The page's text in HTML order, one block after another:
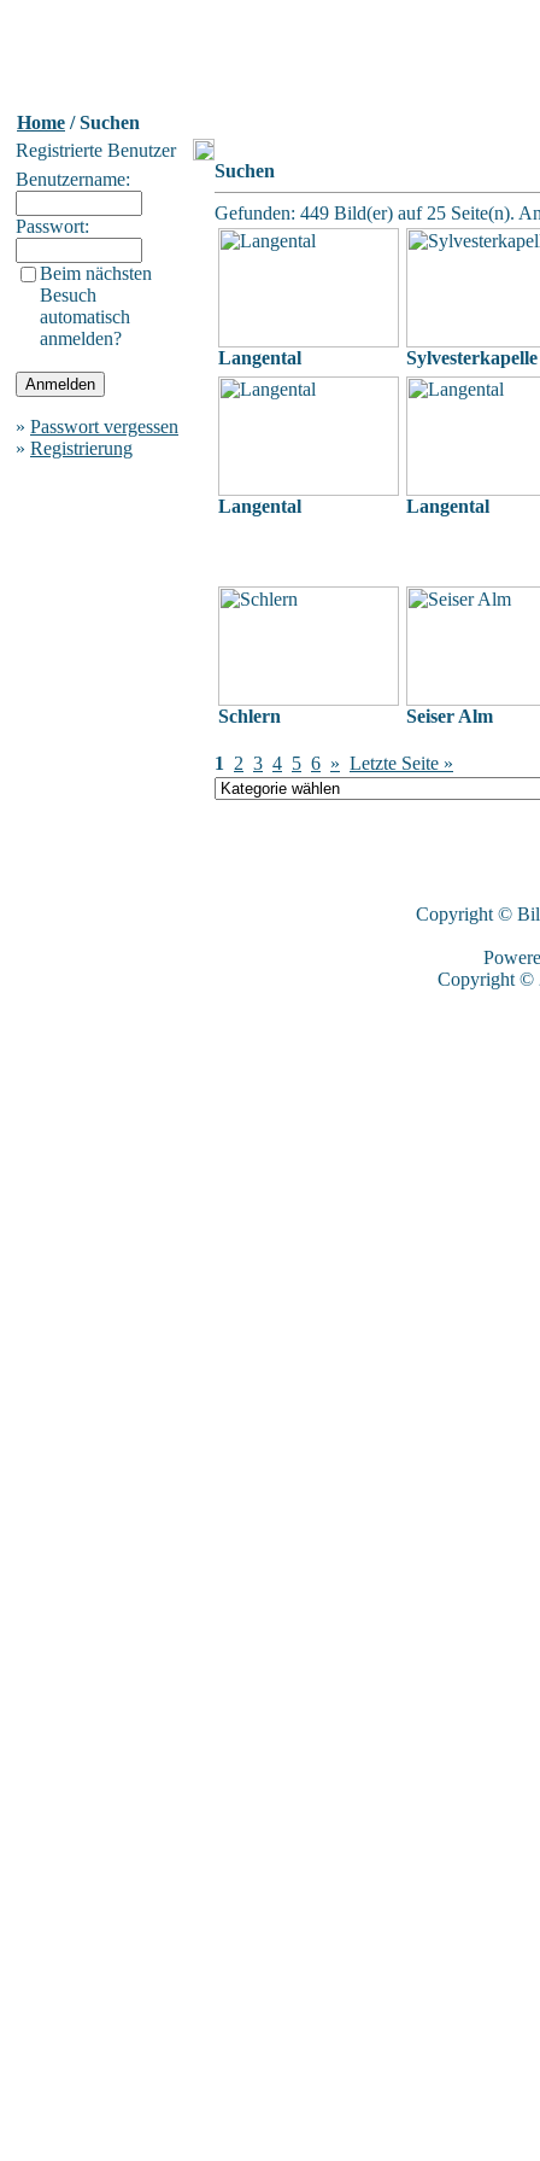
Home / Suchen
Registrierte Benutzer
Benutzername:
Passwort:
Beim nächsten
Besuch
automatisch
anmelden?
» Passwort vergessen
» Registrierung
Suchen
Gefunden: 449 Bild(er) auf 25 Seite(n).
Langental Sylvesterkapelle
Langental Langental
Schlern Seiser Alm
1 2 3 4 5 6 » Letzte Seite »
Copyright ©
Copyright ©